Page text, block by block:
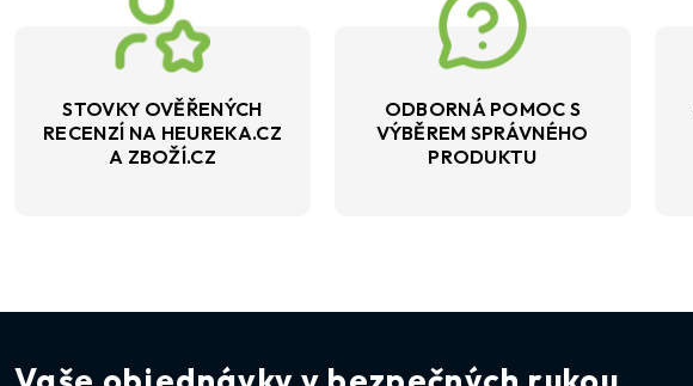
STOVKY OVĚŘENÝCH
RECENZÍ NA HEUREKA.CZ
A ZBOŽÍ.CZ
ODBORNÁ POMOC S
VÝBĚREM SPRÁVNÉHO
PRODUKTU